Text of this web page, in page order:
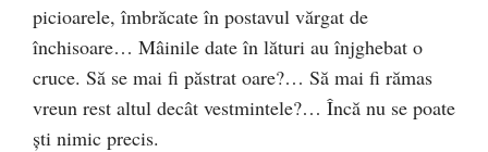
picioarele, îmbrăcate în postavul vărgat de
închisoare… Mâinile date în lături au înjghebat o
cruce. Să se mai fi păstrat oare?… Să mai fi rămas
vreun rest altul decât vestmintele?… Încă nu se poate
şti nimic precis.